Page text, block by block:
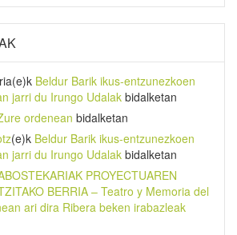
(e)k Beldur Barik ikus-entzunezkoen
jarri du Irungo Udalak bidalketan
ordenean bidalketan
(e)k Beldur Barik ikus-entzunezkoen
jarri du Irungo Udalak bidalketan
PROYECTUAREN
BERRIA – Teatro y Memoria del
ari dira Ribera beken irabazleak